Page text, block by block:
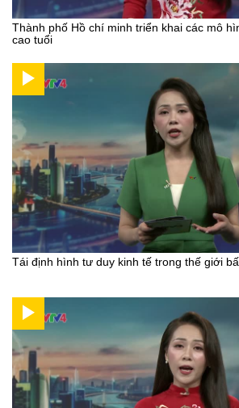
Thành phố Hồ chí minh triển khai các mô
cao tuổi
Tái định hình tư duy kinh tế trong thế giới